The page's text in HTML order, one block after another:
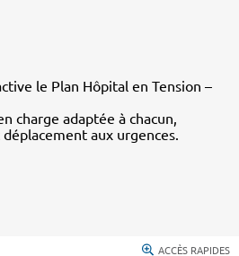
le Plan Hôpital en Tension –
charge adaptée à chacun,
aux urgences.
ACCÈS RAPIDES